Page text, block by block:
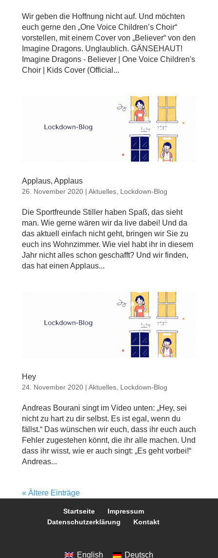
Wir geben die Hoffnung nicht auf. Und möchten
euch gerne den „One Voice Children’s Choir“
vorstellen, mit einem Cover von „Believer“ von den
Imagine Dragons. Unglaublich. GÄNSEHAUT!
Imagine Dragons - Believer | One Voice Children's
Choir | Kids Cover (Official...
Applaus, Applaus
26. November 2020| Aktuelles, Lockdown-Blog
Die Sportfreunde Stiller haben Spaß, das sieht
man. Wie gerne wären wir da live dabei! Und da
das aktuell einfach nicht geht, bringen wir Sie zu
euch ins Wohnzimmer. Wie viel habt ihr in diesem
Jahr nicht alles schon geschafft? Und wir finden,
das hat einen Applaus...
Hey
24. November 2020| Aktuelles, Lockdown-Blog
Andreas Bourani singt im Video unten: „Hey, sei
nicht zu hart zu dir selbst. Es ist egal, wenn du
fällst.“ Das wünschen wir euch, dass ihr euch auch
Fehler zugestehen könnt, die ihr alle machen. Und
dass ihr wisst, wie er auch singt: „Es geht vorbei!“
Andreas...
« Ältere Einträge
Startseite
Impressum
Datenschutzerklärung
Kontakt
English Deutsch